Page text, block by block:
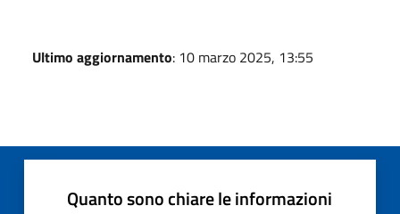
Ultimo aggiornamento: 10 marzo 2025, 13:55
Quanto sono chiare le informazioni